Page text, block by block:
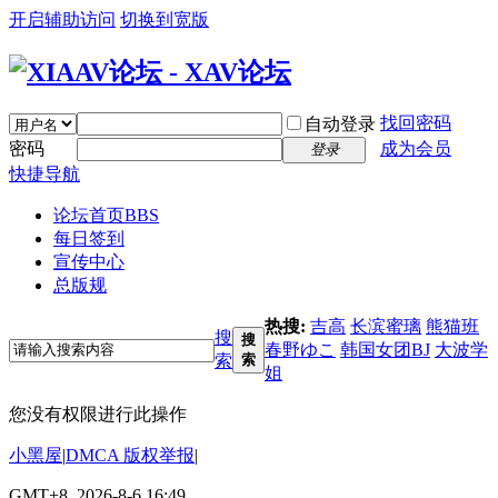
开启辅助访问 切换到宽版
自动登录 找回密码
密码
登录
成为会员
快捷导航
论坛首页BBS
每日签到
宣传中心
总版规
搜
索
搜
索
热搜: 吉高 长滨蜜璃 熊猫班
春野ゆこ 韩国女团BJ 大波学
姐
您没有权限进行此操作
小黑屋|DMCA 版权举报|